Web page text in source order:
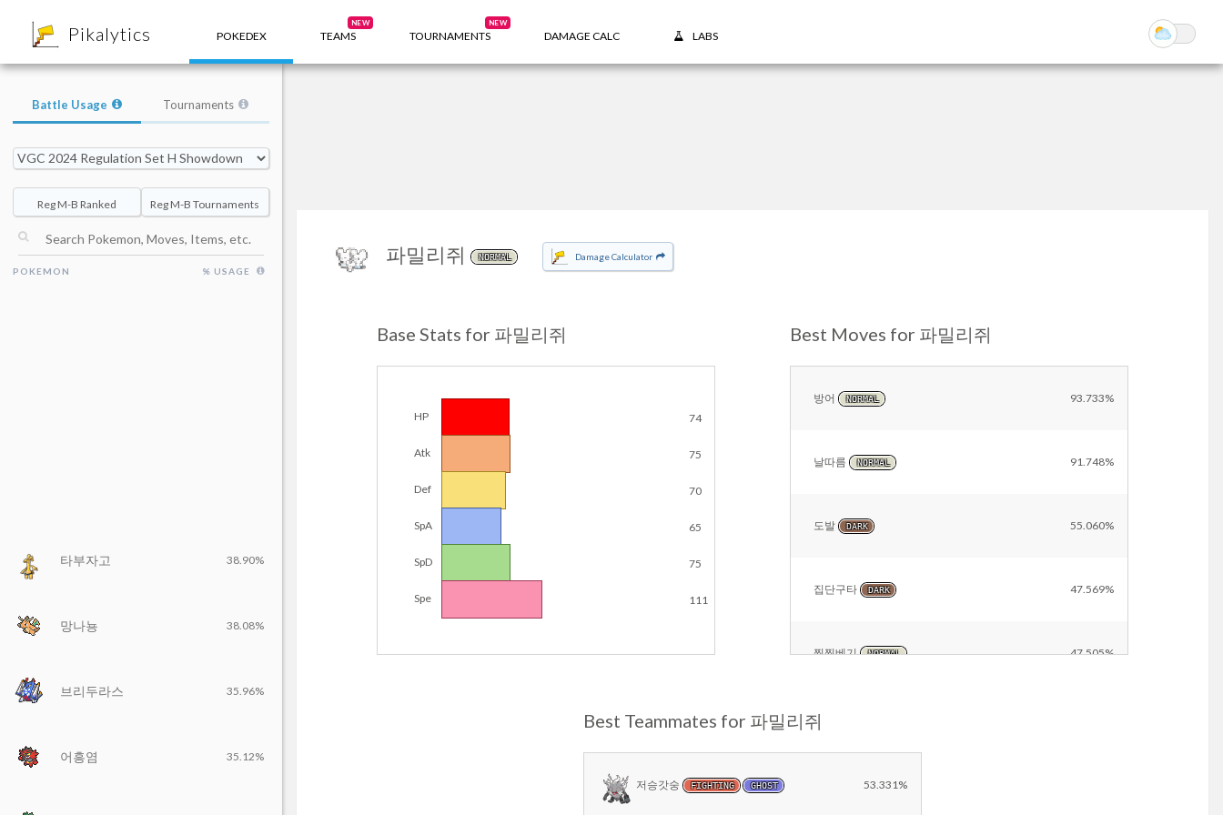
Pikalytics POKEDEX TEAMS
NEW
TOURNAMENTS
NEW
DAMAGE CALC LABS
파밀리쥐 NORMAL Damage Calculator
Base Stats for 파밀리쥐
HP 74
Atk 75
Def 70
SpA 65
SpD 75
Spe 111
Best Moves for 파밀리쥐
방어 NORMAL 93.733%
날따름 NORMAL 91.748%
도발 DARK 55.060%
집단구타 DARK 47.569%
찍찍베기 NORMAL 47.505%
분노의앞니
NORMAL
Best Teammates for 파밀리쥐
저승갓숭 FIGHTING GHOST 53.331%
Battle Usage Tournaments
Reg M-B Ranked Reg M-B Tournaments
POKEMON % USAGE
타부자고 38.90%
망나뇽 38.08%
브리두라스 35.96%
어흥염 35.12%